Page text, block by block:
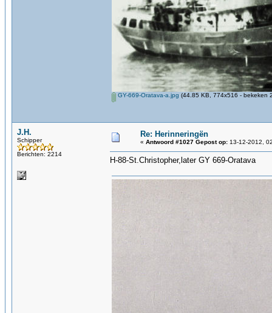
GY-669-Oratava-a.jpg (44.85 KB, 774x516 - bekeken
J.H.
Schipper
Berichten: 2214
Re: Herinneringën
« Antwoord #1027 Gepost op: 13-12-2012,
H-88-St.Christopher,later GY 669-Oratava